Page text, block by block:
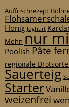
Auffrischrezept
Honig Joghurt
Mohn nur
Poolish Pâte
regionale
Sauerteig
Starter
weizenfrei